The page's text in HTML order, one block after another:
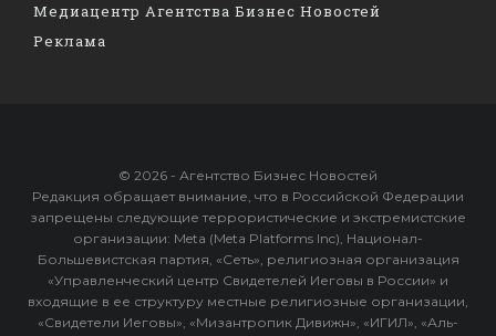
Медиацентр Агентства Бизнес Новостей
Реклама
© 2026 - Агентство Бизнес Новостей
Редакция обращает внимание, что в Российской Федерации
запрещены следующие террористические и экстремистские
организации: Meta (Meta Platforms Inc), Национал-
Большевистская партия, «Сеть», религиозная организация
«Управленческий центр Свидетелей Иеговы в России» и
входящие в ее структуру местные религиозные организации,
«Свидетели Иеговы», «Мизантропик Дивижн», «ИГИЛ», «Аль-